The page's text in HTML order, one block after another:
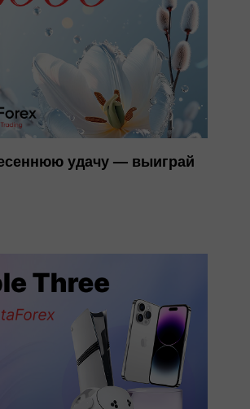
удачу — выиграй